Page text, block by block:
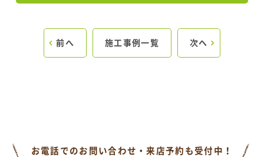
前へ 施工事例一覧 次へ
お電話でのお問い合わせ・来店予約も受付中！